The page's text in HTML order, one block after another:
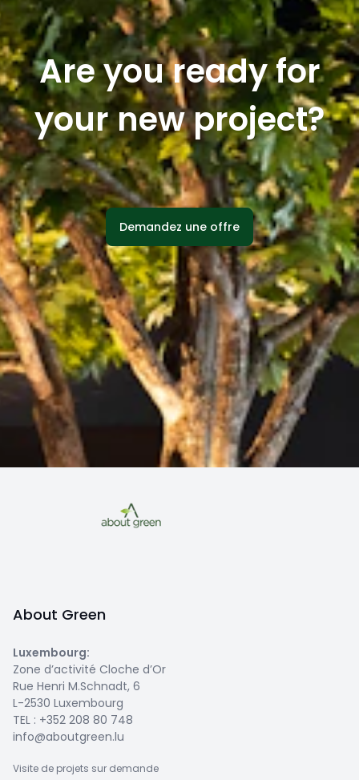
Are you ready for
your new project?
Demandez une offre
About Green
Luxembourg:
Zone d’activité Cloche d’Or
Rue Henri M.Schnadt, 6
L-2530 Luxembourg
TEL : +352 208 80 748
info@aboutgreen.lu
Visite de projets sur demande